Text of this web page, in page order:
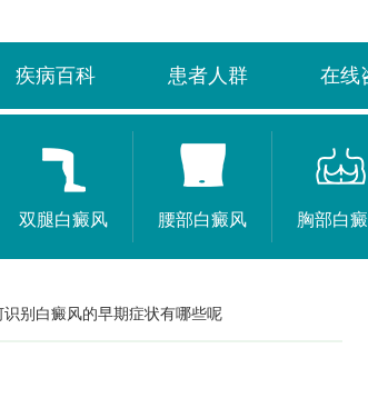
疾病百科 患者人群 在线
双腿白癜风 腰部白癜风 胸部白
识别白癜风的早期症状有哪些呢